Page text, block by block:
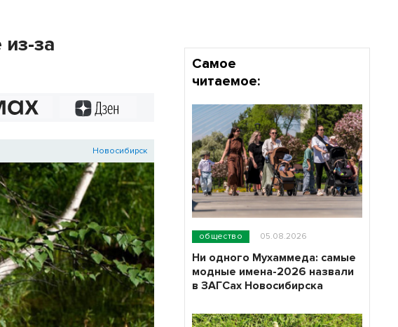
за
Новосибирск
Самое
читаемое:
общество 05.08.2026
Ни одного Мухаммеда: самые
модные имена-2026 назвали
в ЗАГСах Новосибирска